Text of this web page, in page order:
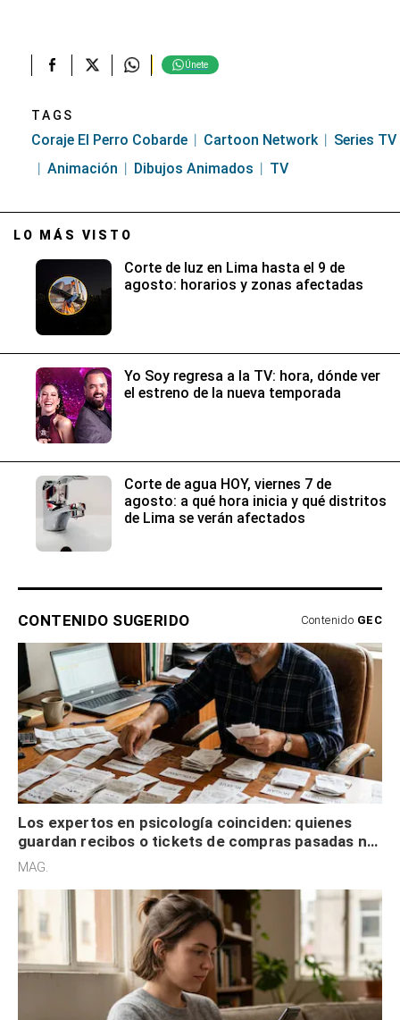
Únete
TAGS
Coraje El Perro Cobarde Cartoon Network
Series TV
Animación
Dibujos Animados TV
LO MÁS VISTO
Corte de luz en Lima hasta el 9 de
agosto: horarios y zonas afectadas
Yo Soy regresa a la TV: hora, dónde ver
el estreno de la nueva temporada
Corte de agua HOY, viernes 7 de
agosto: a qué hora inicia y qué distritos
de Lima se verán afectados
CONTENIDO SUGERIDO Contenido GEC
Los expertos en psicología coinciden: quienes
guardan recibos o tickets de compras pasadas no
son acumuladores, sino que tienen necesidad de
MAG.